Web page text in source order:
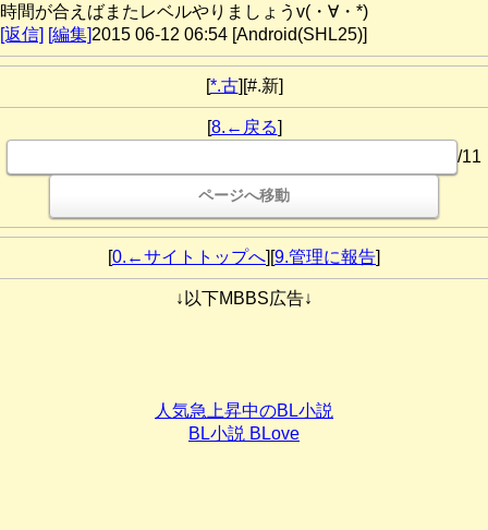
時間が合えばまたレベルやりましょうv(・∀・*)
[返信] [編集]2015 06-12 06:54 [Android(SHL25)]
[*.古][#.新]
[8.←戻る]
/11
[0.←サイトトップへ][9.管理に報告]
↓以下MBBS広告↓
人気急上昇中のBL小説
BL小説 BLove